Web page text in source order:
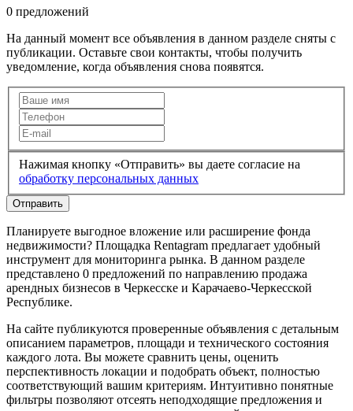
0 предложений
На данный момент все объявления в данном разделе сняты с
публикации. Оставьте свои контакты, чтобы получить
уведомление, когда объявления снова появятся.
Нажимая кнопку «Отправить» вы даете согласие на
обработку персональных данных
Отправить
Планируете выгодное вложение или расширение фонда
недвижимости? Площадка Rentagram предлагает удобный
инструмент для мониторинга рынка. В данном разделе
представлено 0 предложений по направлению продажа
арендных бизнесов в Черкесске и Карачаево-Черкесской
Республике.
На сайте публикуются проверенные объявления с детальным
описанием параметров, площади и технического состояния
каждого лота. Вы можете сравнить цены, оценить
перспективность локации и подобрать объект, полностью
соответствующий вашим критериям. Интуитивно понятные
фильтры позволяют отсеять неподходящие предложения и